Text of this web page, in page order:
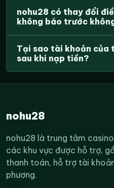
nohu28 có thay đổi
không báo trước
Tại sao tài khoản của
sau khi nạp tiền?
nohu28
nohu28 là trung tâm
các khu vực được hỗ trợ,
thanh toán, hỗ trợ tài
phương.